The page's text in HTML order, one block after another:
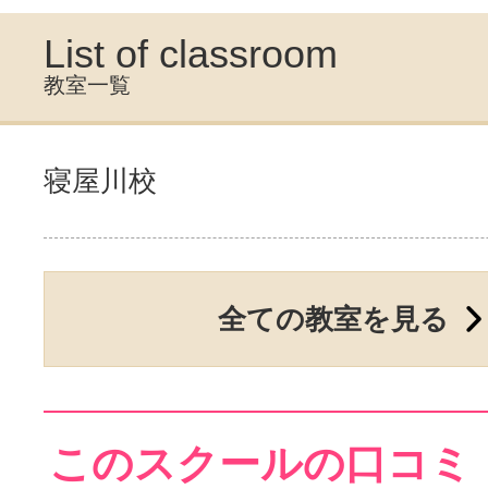
List of classroom
教室一覧
寝屋川校
全ての教室を見る
このスクールの口コミ